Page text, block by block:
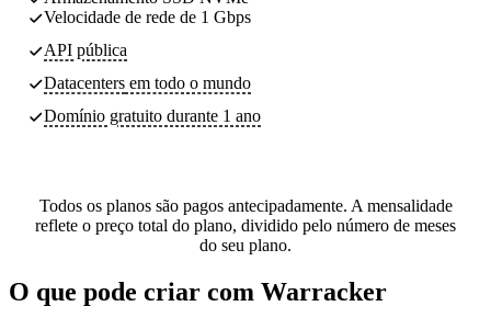
Velocidade de rede de 1 Gbps
API pública
Datacenters em todo o mundo
Domínio gratuito durante 1 ano
Todos os planos são pagos antecipadamente. A mensalidade
reflete o preço total do plano, dividido pelo número de meses
do seu plano.
O que pode criar com Warracker